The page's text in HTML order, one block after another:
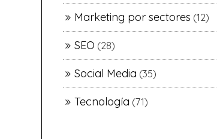
Marketing por sectores (12)
SEO (28)
Social Media (35)
Tecnología (71)